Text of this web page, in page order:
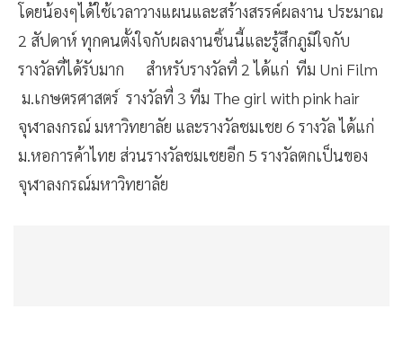
โดยน้องๆได้ใช้เวลาวางแผนและสร้างสรรค์ผลงาน ประมาณ
2 สัปดาห์ ทุกคนตั้งใจกับผลงานชิ้นนี้และรู้สึกภูมิใจกับ
รางวัลที่ได้รับมาก สำหรับรางวัลที่ 2 ได้แก่ ทีม Uni Film
ม.เกษตรศาสตร์ รางวัลที่ 3 ทีม The girl with pink hair
จุฬาลงกรณ์ มหาวิทยาลัย และรางวัลชมเชย 6 รางวัล ได้แก่
ม.หอการค้าไทย ส่วนรางวัลชมเชยอีก 5 รางวัลตกเป็นของ
จุฬาลงกรณ์มหาวิทยาลัย